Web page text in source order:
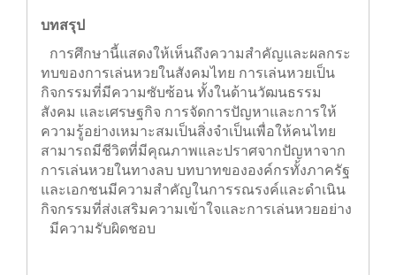
บทสรุป
การศึกษานี้แสดงให้เห็นถึงความสำคัญและผลก
ระทบของการเล่นหวยในสังคมไทย การเล่นหวย
เป็นกิจกรรมที่มีความซับซ้อน ทั้งในด้านวัฒนธรรม
สังคม และเศรษฐกิจ การจัดการปัญหาและการให้
ความรู้อย่างเหมาะสมเป็นสิ่งจำเป็นเพื่อให้คนไทย
สามารถมีชีวิตที่มีคุณภาพและปราศจากปัญหาจาก
การเล่นหวยในทางลบ บทบาทขององค์กรทั้งภาครัฐ
และเอกชนมีความสำคัญในการรณรงค์และดำเนิน
กิจกรรมที่ส่งเสริมความเข้าใจและการเล่นหวยอย่าง